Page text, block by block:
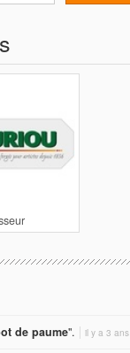
de paume". il y a 3 ans